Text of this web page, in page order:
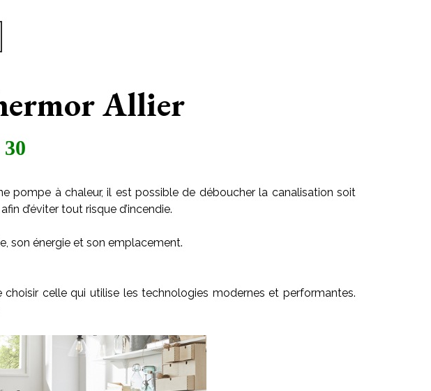
Allier
pompe à chaleur, il est possible de déboucher la canalisation soit
d’éviter tout risque d’incendie.
son énergie et son emplacement.
celle qui utilise les technologies modernes et performantes.